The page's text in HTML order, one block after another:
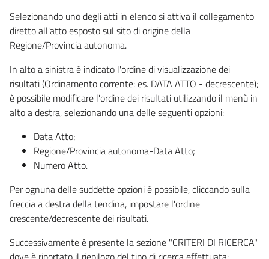
Selezionando uno degli atti in elenco si attiva il collegamento
diretto all'atto esposto sul sito di origine della
Regione/Provincia autonoma.
In alto a sinistra è indicato l'ordine di visualizzazione dei
risultati (Ordinamento corrente: es. DATA ATTO - decrescente);
è possibile modificare l'ordine dei risultati utilizzando il menù in
alto a destra, selezionando una delle seguenti opzioni:
Data Atto;
Regione/Provincia autonoma-Data Atto;
Numero Atto.
Per ognuna delle suddette opzioni è possibile, cliccando sulla
freccia a destra della tendina, impostare l'ordine
crescente/decrescente dei risultati.
Successivamente è presente la sezione "CRITERI DI RICERCA"